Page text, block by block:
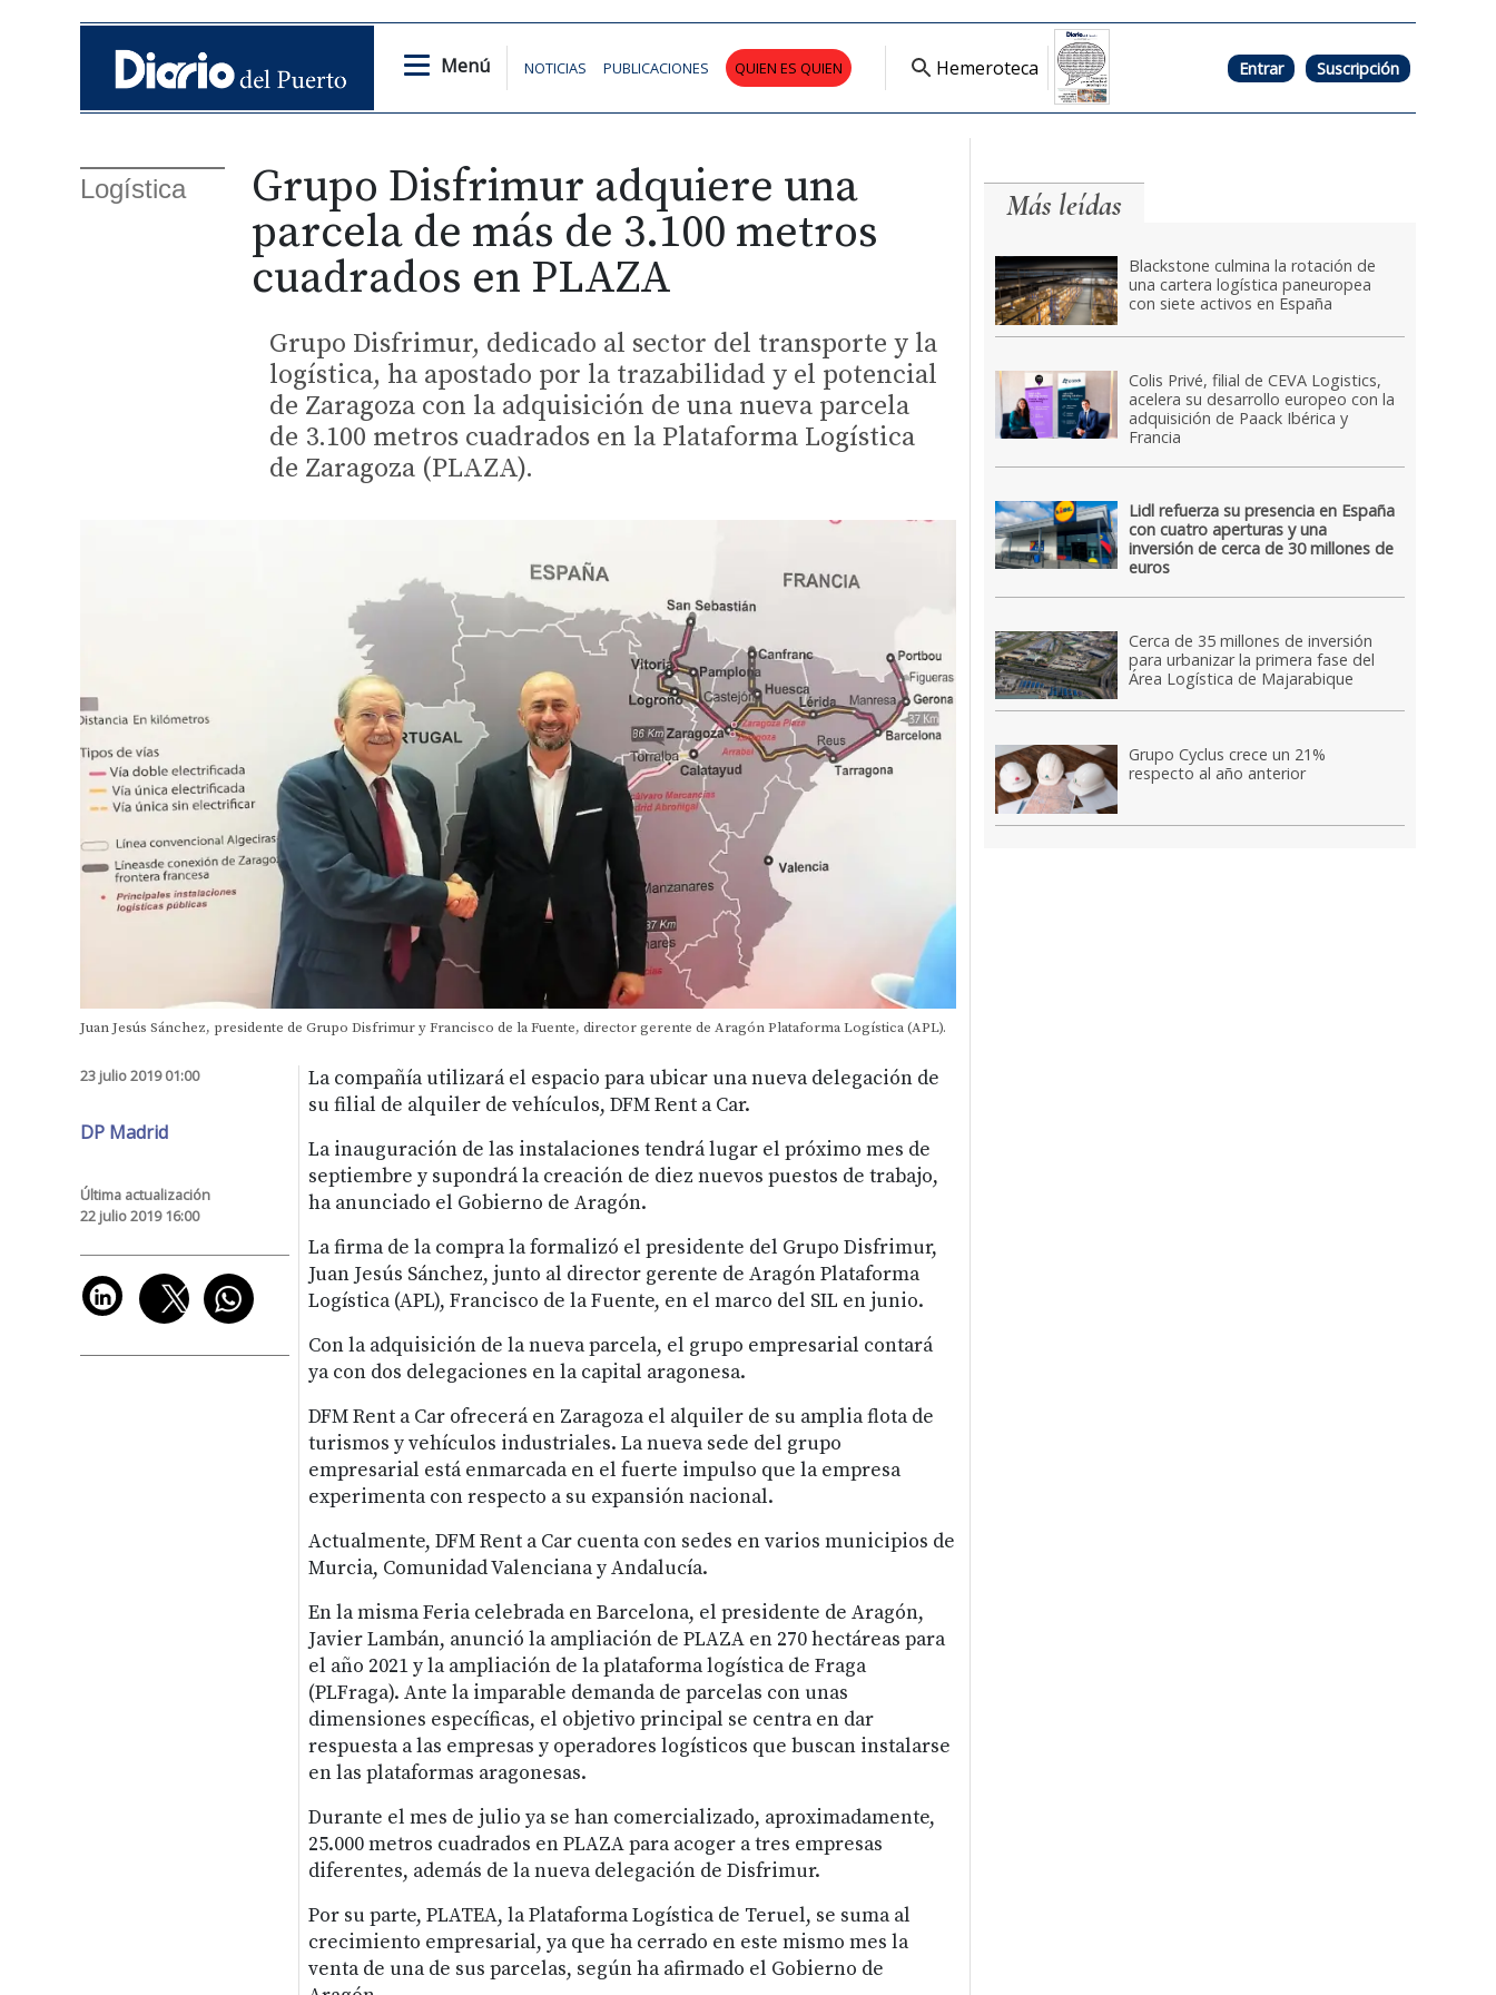
Menú NOTICIAS PUBLICACIONES QUIEN ES QUIEN Hemeroteca Entrar Suscripción
Logística
Grupo Disfrimur adquiere una
parcela de más de 3.100 metros
cuadrados en PLAZA
Grupo Disfrimur, dedicado al sector del transporte y la
logística, ha apostado por la trazabilidad y el potencial
de Zaragoza con la adquisición de una nueva parcela
de 3.100 metros cuadrados en la Plataforma Logística
de Zaragoza (PLAZA).
Juan Jesús Sánchez, presidente de Grupo Disfrimur y Francisco de la Fuente, director gerente de Aragón Plataforma Logística (APL).
23 julio 2019 01:00
DP Madrid
Última actualización
22 julio 2019 16:00
La compañía utilizará el espacio para ubicar una nueva delegación de
su filial de alquiler de vehículos, DFM Rent a Car.
La inauguración de las instalaciones tendrá lugar el próximo mes de
septiembre y supondrá la creación de diez nuevos puestos de trabajo,
ha anunciado el Gobierno de Aragón.
La firma de la compra la formalizó el presidente del Grupo Disfrimur,
Juan Jesús Sánchez, junto al director gerente de Aragón Plataforma
Logística (APL), Francisco de la Fuente, en el marco del SIL en junio.
Con la adquisición de la nueva parcela, el grupo empresarial contará
ya con dos delegaciones en la capital aragonesa.
DFM Rent a Car ofrecerá en Zaragoza el alquiler de su amplia flota de
turismos y vehículos industriales. La nueva sede del grupo
empresarial está enmarcada en el fuerte impulso que la empresa
experimenta con respecto a su expansión nacional.
Actualmente, DFM Rent a Car cuenta con sedes en varios municipios de
Murcia, Comunidad Valenciana y Andalucía.
En la misma Feria celebrada en Barcelona, el presidente de Aragón,
Javier Lambán, anunció la ampliación de PLAZA en 270 hectáreas para
el año 2021 y la ampliación de la plataforma logística de Fraga
(PLFraga). Ante la imparable demanda de parcelas con unas
dimensiones específicas, el objetivo principal se centra en dar
respuesta a las empresas y operadores logísticos que buscan instalarse
en las plataformas aragonesas.
Durante el mes de julio ya se han comercializado, aproximadamente,
25.000 metros cuadrados en PLAZA para acoger a tres empresas
diferentes, además de la nueva delegación de Disfrimur.
Por su parte, PLATEA, la Plataforma Logística de Teruel, se suma al
crecimiento empresarial, ya que ha cerrado en este mismo mes la
venta de una de sus parcelas, según ha afirmado el Gobierno de
Más leídas
Blackstone culmina la rotación de
una cartera logística paneuropea
con siete activos en España
Colis Privé, filial de CEVA Logistics,
acelera su desarrollo europeo con la
adquisición de Paack Ibérica y
Francia
Lidl refuerza su presencia en España
con cuatro aperturas y una
inversión de cerca de 30 millones de
euros
Cerca de 35 millones de inversión
para urbanizar la primera fase del
Área Logística de Majarabique
Grupo Cyclus crece un 21%
respecto al año anterior